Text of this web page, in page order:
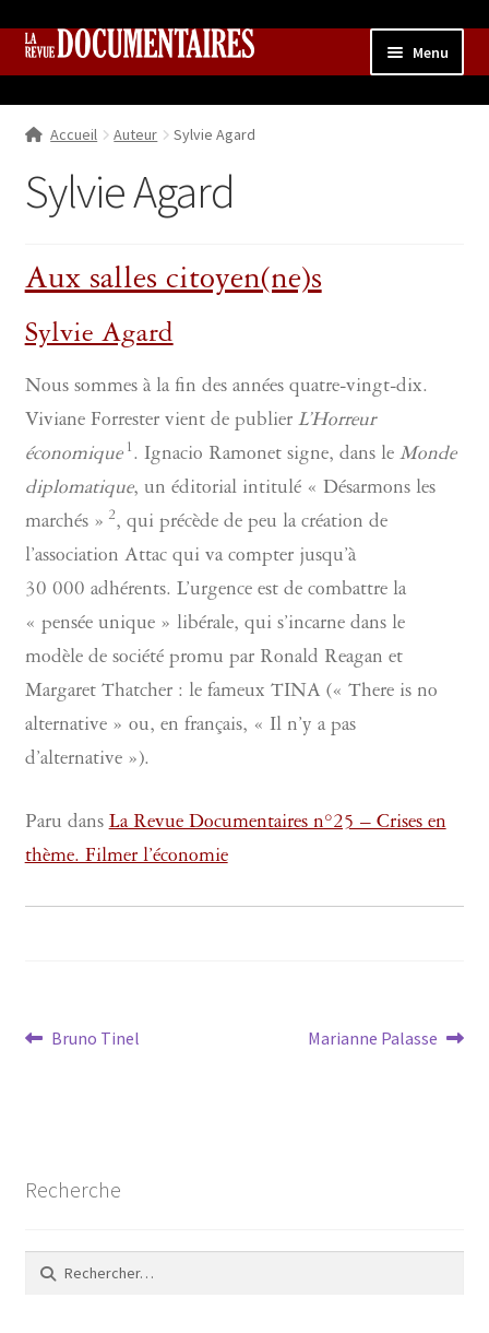
Aller
navigation
Aller
Menu
Qui sommes nous ?
Collection
Boutique
Accueil Auteur Sylvie Agard
Sylvie Agard
Aux salles citoyen(ne)s
Sylvie Agard
Nous sommes à la fin des années quatre-vingt-dix.
Viviane Forrester vient de publier L’Horreur
économique 1 . Ignacio Ramonet signe, dans le Monde
diplomatique, un éditorial intitulé « Désarmons les
marchés » 2, qui précède de peu la création de
l’association Attac qui va compter jusqu’à
30 000 adhérents. L’urgence est de combattre la
« pensée unique » libérale, qui s’incarne dans le
modèle de société promu par Ronald Reagan et
Margaret Thatcher : le fameux TINA (« There is no
alternative » ou, en français, « Il n’y a pas
d’alternative »).
Paru dansLa Revue Documentaires n°25 – Crises en
thème. Filmer l’économie
Navigation
Article
Bruno Tinel
Article
Marianne Palasse
Recherche
Rechercher :